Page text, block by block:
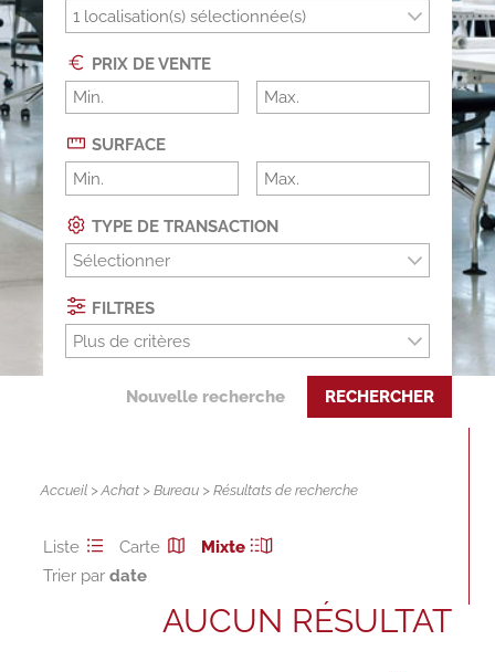
PRIX DE VENTE
SURFACE
TYPE DE TRANSACTION
Sélectionner
FILTRES
Plus de critères
Nouvelle recherche RECHERCHER
Accueil >Achat >Bureau > Résultats de recherche
Liste Carte
Mixte
Trier par
AUCUN RÉSULTAT